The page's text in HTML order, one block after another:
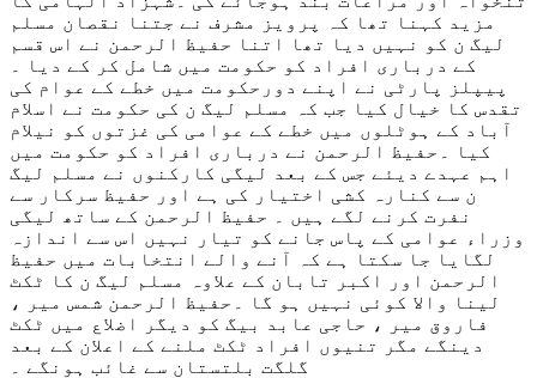
مزید کہنا تھا کہ پرویز مشرف نے جتنا نقصان مسلم
لیگ ن کو نہیں دیا تھا اتنا حفیظ الرحمن نے اس قسم
کے درباری افراد کو حکومت میں شامل کر کے دیا ۔
پیپلز پارٹی نے اپنے دورحکومت میں خطے کے عوام کی
تقدس کا خیال کیا جب کہ مسلم لیگ ن کی حکومت نے اسلام
آباد کے ہوٹلوں میں خطے کے عوامی کی غزتوں کو نیلام
کیا ۔حفیظ الرحمن نے درباری افراد کو حکومت میں
اہم عہدے دیئے جس کے بعد لیگی کارکنوں نے مسلم لیگ
ن سے کنارہ کشی اختیار کی ہے اور حفیظ سرکار سے
نفرت کرنے لگے ہیں ۔ حفیظ الرحمن کے ساتھ لیگی
وزراء عوامی کے پاس جانے کو تیار نہیں اس سے اندازہ
لگایا جا سکتا ہے کہ آنے والے انتخابات میں حفیظ
الرحمن اور اکبر تابان کے علاوہ مسلم لیگ ن کا ٹکٹ
لینا والا کوئی نہیں ہو گا ۔حفیظ الرحمن شمس میر ،
فاروق میر ، حاجی عابد بیگ کو دیگر اضلاع میں ٹکٹ
دینگے مگر تنیوں افراد ٹکٹ ملنے کے اعلان کے بعد
گلگت بلتستان سے غائب ہونگے ۔